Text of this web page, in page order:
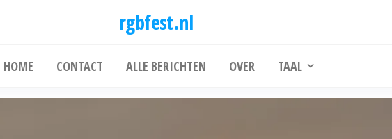
rgbfest.nl
HOME CONTACT ALLE BERICHTEN OVER TAAL